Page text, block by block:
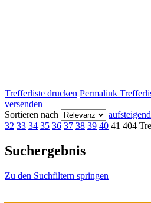
Trefferliste drucken Permalink
versenden
Sortieren nach
32 33 34 35 36 37 38 39 40 41 404
Suchergebnis
Zu den Suchfiltern springen